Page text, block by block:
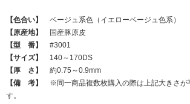
【色合い】
ベージュ系色（イエローベージュ色系）
【原産地】
国産豚原皮
【型 番】
#3001
【サイズ】
140～170DS
【厚 さ】
約0.75～0.9mm
【備 考】
※同一商品複数枚購入の際は上記大きさが
す。